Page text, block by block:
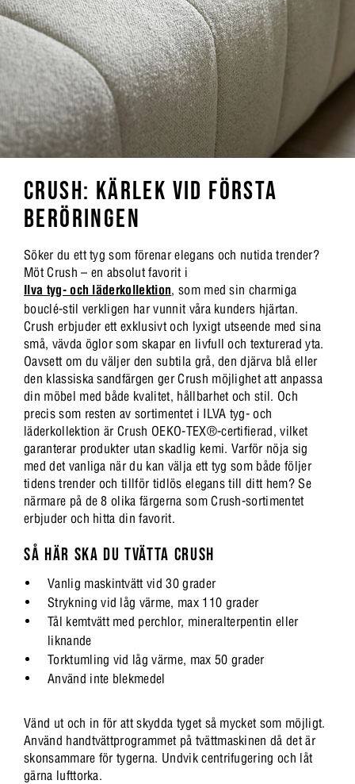
CRUSH: KÄRLEK VID FÖRSTA
BERÖRINGEN
Söker du ett tyg som förenar elegans och nutida trender?
Möt Crush – en absolut favorit i
Ilva tyg- och läderkollektion, som med sin charmiga
bouclé-stil verkligen har vunnit våra kunders hjärtan.
Crush erbjuder ett exklusivt och lyxigt utseende med sina
små, vävda öglor som skapar en livfull och texturerad yta.
Oavsett om du väljer den subtila grå, den djärva blå eller
den klassiska sandfärgen ger Crush möjlighet att anpassa
din möbel med både kvalitet, hållbarhet och stil. Och
precis som resten av sortimentet i ILVA tyg- och
läderkollektion är Crush OEKO-TEX®-certifierad, vilket
garanterar produkter utan skadlig kemi. Varför nöja sig
med det vanliga när du kan välja ett tyg som både följer
tidens trender och tillför tidlös elegans till ditt hem? Se
närmare på de 8 olika färgerna som Crush-sortimentet
erbjuder och hitta din favorit.
SÅ HÄR SKA DU TVÄTTA CRUSH
Vanlig maskintvätt vid 30 grader
Strykning vid låg värme, max 110 grader
Tål kemtvätt med perchlor, mineralterpentin eller
liknande
Torktumling vid låg värme, max 50 grader
Använd inte blekmedel
Vänd ut och in för att skydda tyget så mycket som möjligt.
Använd handtvättprogrammet på tvättmaskinen då det är
skonsammare för tygerna. Undvik centrifugering och låt
gärna lufttorka.